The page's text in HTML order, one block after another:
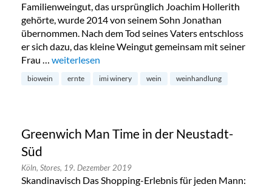
Familienweingut, das ursprünglich Joachim Hollerith
gehörte, wurde 2014 von seinem Sohn Jonathan
übernommen. Nach dem Tod seines Vaters entschloss
er sich dazu, das kleine Weingut gemeinsam mit seiner
Frau … „IMI Winery in Köln-Ehrenfeld“
weiterlesen
biowein ernte imi winery wein weinhandlung
Greenwich Man Time in der Neustadt-
Süd
Köln, Stores, 19. Dezember 2019
Skandinavisch Das Shopping-Erlebnis für jeden Mann: